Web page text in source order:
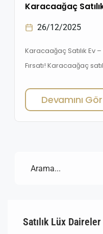
Karacaağaç
26/12/2025
Karacaağaç Satılık Ev
Fırsatı! Karacaağaç
2026 yılında da büyük
kalabalığından uzak,
Karacaağaç
Devamını Gör
Satılık Lüx Daireler